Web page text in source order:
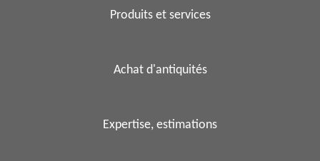
Produits et services
Achat d'antiquités
Expertise, estimations